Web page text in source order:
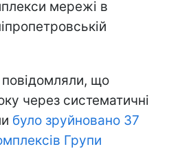
мережі в
повідомляли, що
через систематичні
було зруйновано 37
Групи